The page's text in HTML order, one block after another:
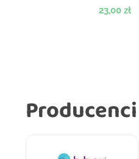
Cena
23,00 zł
Producenci